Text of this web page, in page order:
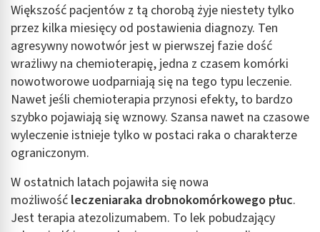
Większość pacjentów z tą chorobą żyje niestety tylko
przez kilka miesięcy od postawienia diagnozy. Ten
agresywny nowotwór jest w pierwszej fazie dość
wrażliwy na chemioterapię, jedna z czasem komórki
nowotworowe uodparniają się na tego typu leczenie.
Nawet jeśli chemioterapia przynosi efekty, to bardzo
szybko pojawiają się wznowy. Szansa nawet na czasowe
wyleczenie istnieje tylko w postaci raka o charakterze
ograniczonym.
W ostatnich latach pojawiła się nowa
możliwość leczeniaraka drobnokomórkowego płuc.
Jest terapia atezolizumabem. To lek pobudzający